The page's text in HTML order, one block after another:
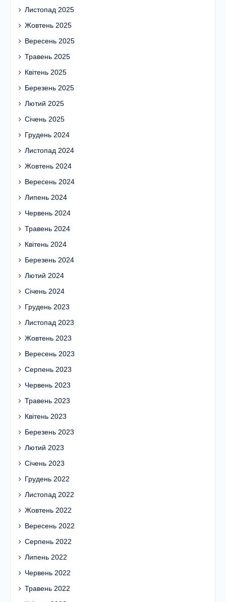
Листопад 2025
Жовтень 2025
Вересень 2025
Травень 2025
Квітень 2025
Березень 2025
Лютий 2025
Січень 2025
Грудень 2024
Листопад 2024
Жовтень 2024
Вересень 2024
Липень 2024
Червень 2024
Травень 2024
Квітень 2024
Березень 2024
Лютий 2024
Січень 2024
Грудень 2023
Листопад 2023
Жовтень 2023
Вересень 2023
Серпень 2023
Червень 2023
Травень 2023
Квітень 2023
Березень 2023
Лютий 2023
Січень 2023
Грудень 2022
Листопад 2022
Жовтень 2022
Вересень 2022
Серпень 2022
Липень 2022
Червень 2022
Травень 2022